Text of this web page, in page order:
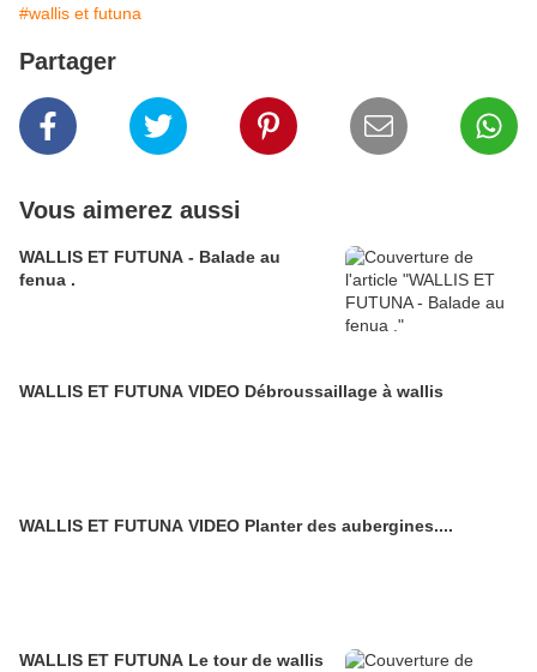
#wallis et futuna
Partager
Vous aimerez aussi
WALLIS ET FUTUNA - Balade au
fenua .
WALLIS ET FUTUNA VIDEO Débroussaillage à wallis
WALLIS ET FUTUNA VIDEO Planter des aubergines....
WALLIS ET FUTUNA Le tour de wallis